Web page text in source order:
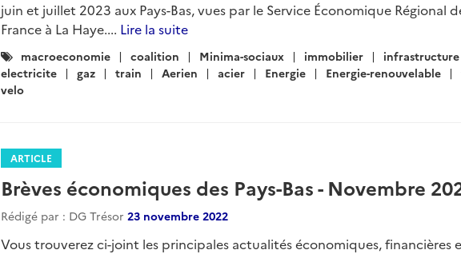
juin et juillet 2023 aux Pays-Bas, vues par le Service Économique Régional
France à La Haye.... Lire la suite
Catégories
:
macroeconomie coalition Minima-sociaux immobilier infrastructure
electricite
gaz train Aerien acier Energie Energie-renouvelable
velo
ARTICLE
Brèves économiques des Pays-Bas - Novembre
Rédigé par : DG Trésor 23 novembre 2022
Vous trouverez ci-joint les principales actualités économiques, financières